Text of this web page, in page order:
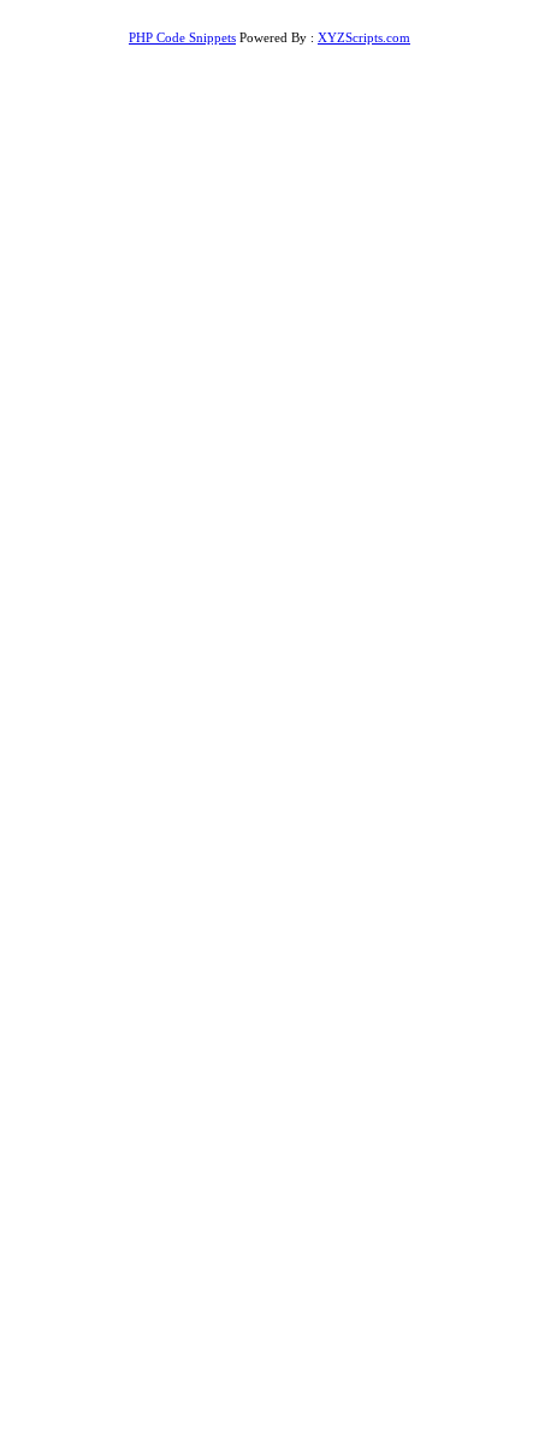
PHP Code Snippets Powered By : XYZScripts.com